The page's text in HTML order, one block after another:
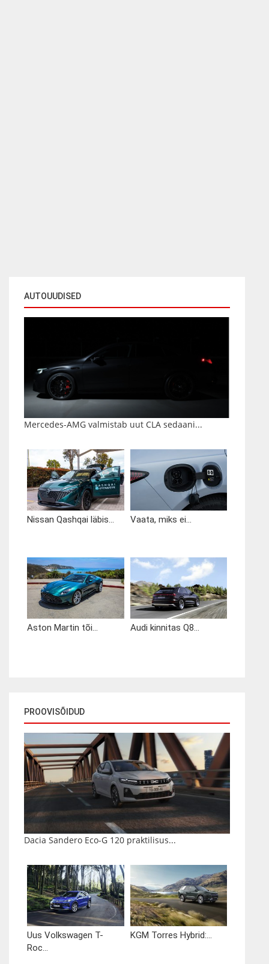
AUTOUUDISED
Mercedes-AMG valmistab uut CLA sedaani...
Nissan Qashqai läbis... Vaata, miks ei...
Aston Martin tõi... Audi kinnitas Q8...
PROOVISÕIDUD
Dacia Sandero Eco-G 120 praktilisus...
Uus Volkswagen T-
Roc...
KGM Torres Hybrid:...